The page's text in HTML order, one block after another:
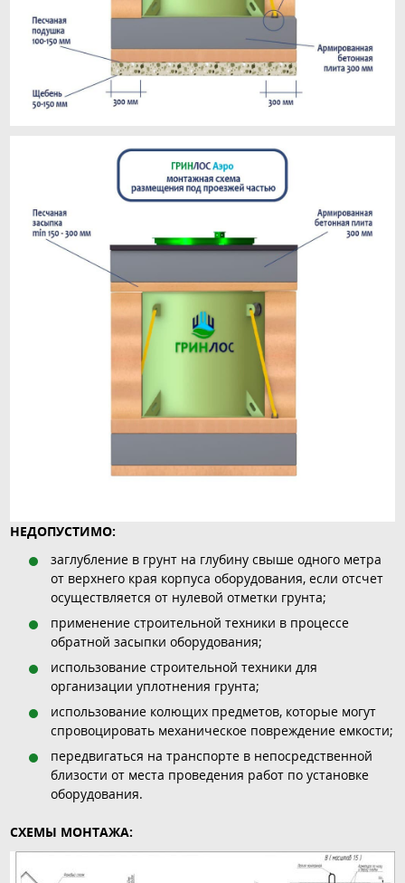
НЕДОПУСТИМО:
заглубление в грунт на глубину свыше одного метра
от верхнего края корпуса оборудования, если отсчет
осуществляется от нулевой отметки грунта;
применение строительной техники в процессе
обратной засыпки оборудования;
использование строительной техники для
организации уплотнения грунта;
использование колющих предметов, которые могут
спровоцировать механическое повреждение емкости;
передвигаться на транспорте в непосредственной
близости от места проведения работ по установке
оборудования.
СХЕМЫ МОНТАЖА: